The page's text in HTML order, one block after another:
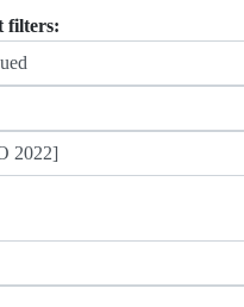
filters: